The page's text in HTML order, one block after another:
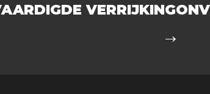
VERRIJKING